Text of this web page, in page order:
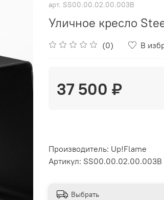
арт. SS00.00.02.00.003B
Уличное кресло
(0) В
37 500 ₽
Производитель: Up!Flame
Артикул: SS00.00.02.00.003B
Выбрать